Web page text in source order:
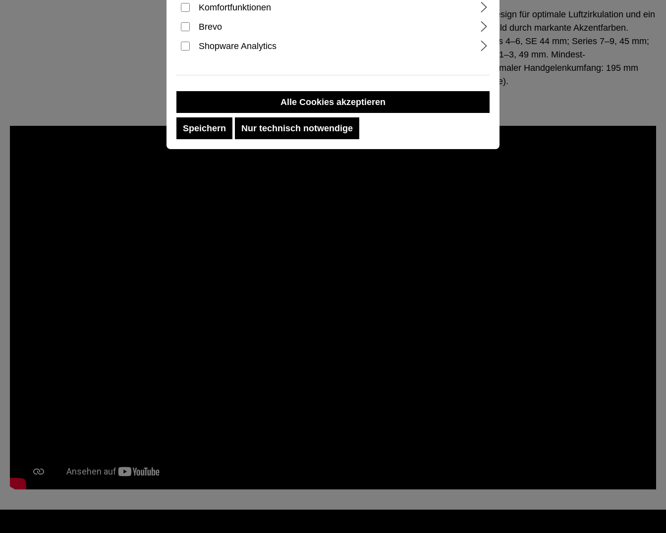
Auffälliges, perforiertes Design für optimale Luftzirkulation und ein
sportlich-modernes Erscheinungsbild durch markante Akzentfarben.
Apple Watch Series 4–6, SE 44 mm; Series 7–9, 45 mm;
Series 10–11, 46 mm; Series Ultra 1–3, 49 mm. Mindest-
Handgelenkumfang: 160 mm. Maximaler Handgelenkumfang: 195 mm
(basierend auf 49 mm Watch-Größe).
Komfortfunktionen
Brevo
Shopware Analytics
Alle Cookies akzeptieren
Speichern Nur technisch notwendige